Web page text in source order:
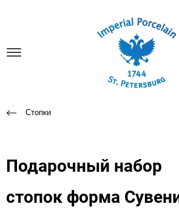
Стопки
Подарочный набор
стопок форма